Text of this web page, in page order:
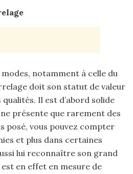
modes, notamment à celle du
doit son statut de valeur
Il est d’abord solide
présente que rarement des
posé, vous pouvez compter
et plus dans certaines
lui reconnaître son grand
en effet en mesure de